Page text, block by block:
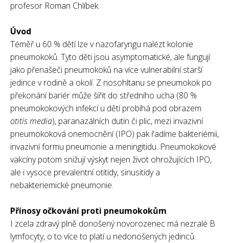
profesor Roman Chlíbek.
Úvod
Téměř u 60 % dětí lze v nazofaryngu nalézt kolonie
pneumokoků. Tyto děti jsou asymptomatické, ale fungují
jako přenašeči pneumokoků na více vulnerabilní starší
jedince v rodině a okolí. Z nosohltanu se pneumokok po
překonání bariér může šířit do středního ucha (80 %
pneumokokových infekcí u dětí probíhá pod obrazem
otitis media), paranazálních dutin či plic, mezi invazivní
pneumokoková onemocnění (IPO) pak řadíme bakteriémii,
invazivní formu pneumonie a meningitidu. Pneumokokové
vakcíny potom snižují výskyt nejen život ohrožujících IPO,
ale i vysoce prevalentní otitidy, sinusitidy a
nebakteriemické pneumonie.
Přínosy očkování proti pneumokokům
I zcela zdravý plně donošený novorozenec má nezralé B
lymfocyty, o to více to platí u nedonošených jedinců.